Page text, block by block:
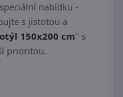
nabídku -
s jistotou a
150x200 cm" s
prioritou.